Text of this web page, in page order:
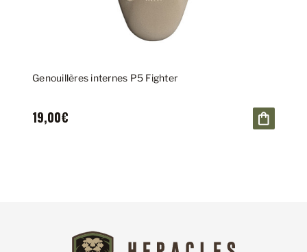
Genouillères internes P5 Fighter
19,00€